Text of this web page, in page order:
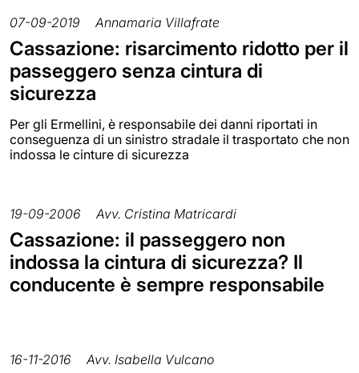
07-09-2019 Annamaria Villafrate
Cassazione: risarcimento ridotto per il
passeggero senza cintura di
sicurezza
Per gli Ermellini, è responsabile dei danni riportati in
conseguenza di un sinistro stradale il trasportato che non
indossa le cinture di sicurezza
19-09-2006 Avv. Cristina Matricardi
Cassazione: il passeggero non
indossa la cintura di sicurezza? Il
conducente è sempre responsabile
16-11-2016 Avv. Isabella Vulcano